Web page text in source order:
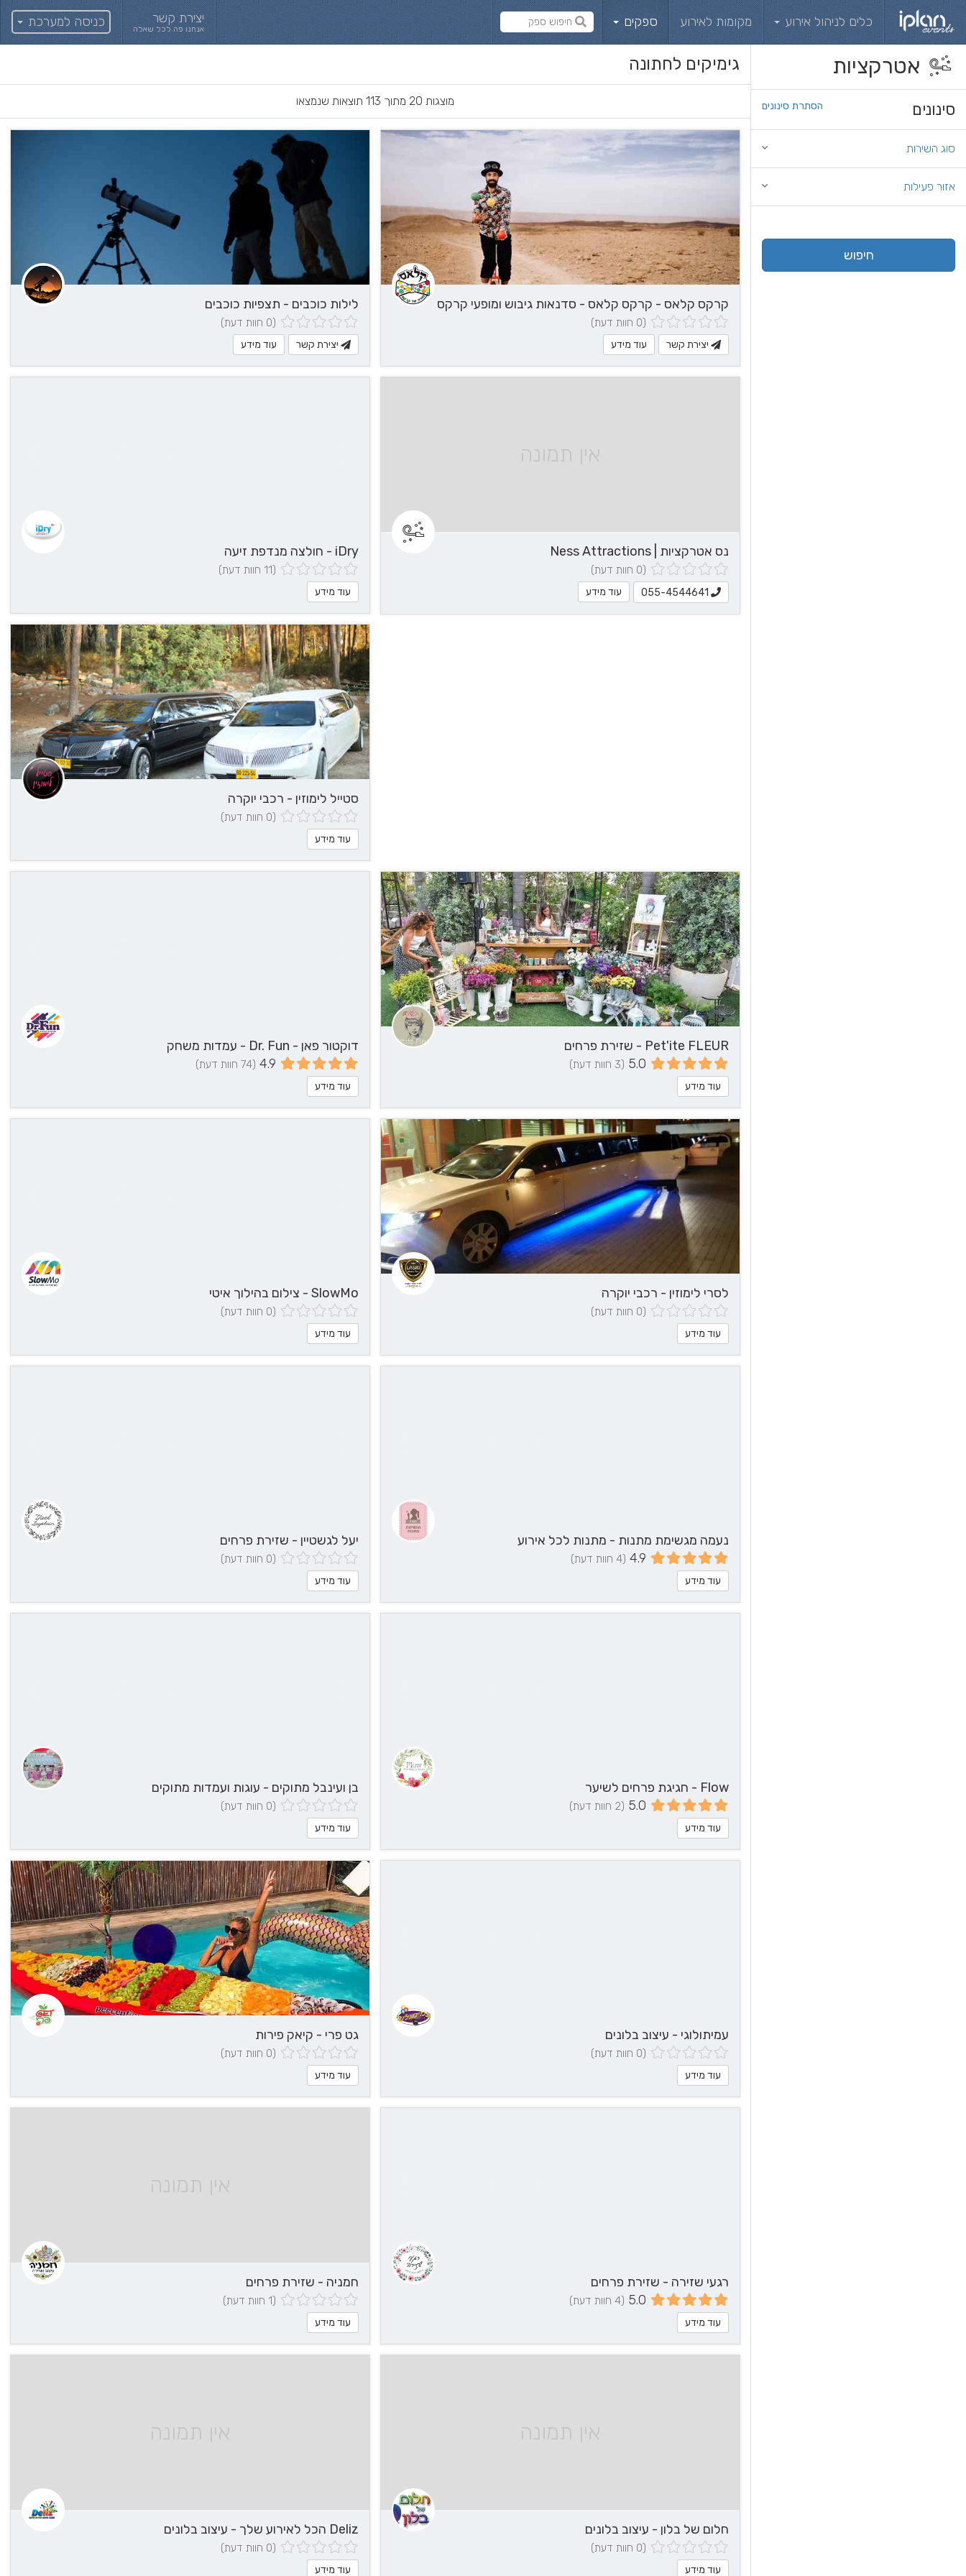
כלים לניהול אירוע מקומות לאירוע ספקים יצירת קשר
אנחנו פה לכל שאלה כניסה למערכת
הסתרת סינונים סינונים
סוג השירות
אזור פעילות
חיפוש
אטרקציות גימיקים לחתונה
מוצגות 20 מתוך 113 תוצאות שנמצאו
קרקס קלאס - קרקס קלאס - סדנאות גיבוש ומופעי קרקס
(0 חוות דעת)
יצירת קשר עוד מידע
לילות כוכבים - תצפיות כוכבים
(0 חוות דעת)
יצירת קשר עוד מידע
אין תמונה
נס אטרקציות | Ness Attractions
(0 חוות דעת)
055-4544641 עוד מידע
iDry - חולצה מנדפת זיעה
(11 חוות דעת)
עוד מידע
סטייל לימוזין - רכבי יוקרה
(0 חוות דעת)
עוד מידע
Pet'ite FLEUR - שזירת פרחים
5.0 (3 חוות דעת)
עוד מידע
דוקטור פאן - Dr. Fun - עמדות משחק
4.9 (74 חוות דעת)
עוד מידע
לסרי לימוזין - רכבי יוקרה
(0 חוות דעת)
עוד מידע
SlowMo - צילום בהילוך איטי
(0 חוות דעת)
עוד מידע
נעמה מגשימת מתנות - מתנות לכל אירוע
4.9 (4 חוות דעת)
עוד מידע
יעל לגשטיין - שזירת פרחים
(0 חוות דעת)
עוד מידע
Flow - חגיגת פרחים לשיער
5.0 (2 חוות דעת)
עוד מידע
בן ועינבל מתוקים - עוגות ועמדות מתוקים
(0 חוות דעת)
עוד מידע
עמיתולוגי - עיצוב בלונים
(0 חוות דעת)
עוד מידע
גט פרי - קיאק פירות
(0 חוות דעת)
עוד מידע
רגעי שזירה - שזירת פרחים
5.0 (4 חוות דעת)
עוד מידע
אין תמונה
חמניה - שזירת פרחים
(1 חוות דעת)
עוד מידע
אין תמונה
חלום של בלון - עיצוב בלונים
(0 חוות דעת)
עוד מידע
אין תמונה
Deliz הכל לאירוע שלך - עיצוב בלונים
(0 חוות דעת)
עוד מידע